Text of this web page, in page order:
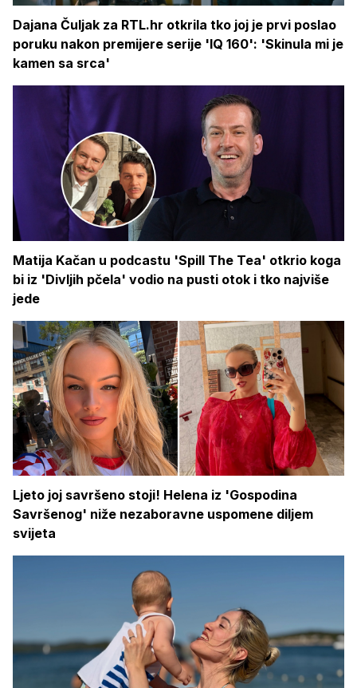
Dajana Čuljak za RTL.hr otkrila tko joj je prvi poslao
poruku nakon premijere serije 'IQ 160': 'Skinula mi je
kamen sa srca'
Matija Kačan u podcastu 'Spill The Tea' otkrio koga
bi iz 'Divljih pčela' vodio na pusti otok i tko najviše
jede
Ljeto joj savršeno stoji! Helena iz 'Gospodina
Savršenog' niže nezaboravne uspomene diljem
svijeta